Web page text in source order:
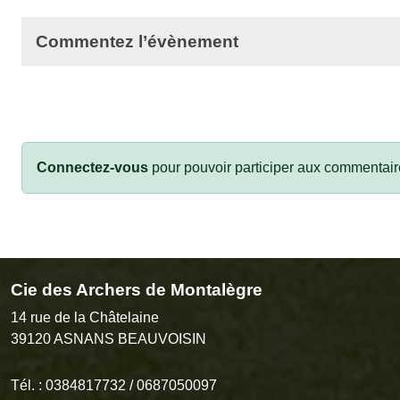
Commentez l’évènement
Connectez-vous pour pouvoir participer aux
Cie des Archers de Montalègre
14 rue de la Châtelaine
39120ASNANS BEAUVOISIN
Tél. : 0384817732 / 0687050097